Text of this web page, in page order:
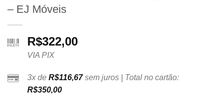
– EJ Móveis
R$322,00
VIA PIX
3x de R$116,67sem juros | Total no cartão:
R$350,00